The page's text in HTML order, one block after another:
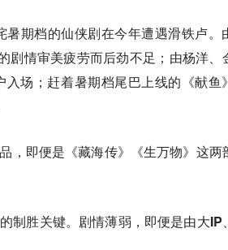
暑期档的仙侠剧在今年遭遇滑铁卢。
剧情审美疲劳而后劲不足；由杨洋、
场；赶着暑期档尾巴上线的《献鱼
，即便是《藏海传》《生万物》这两
制胜关键。剧情薄弱，即便是由大IP